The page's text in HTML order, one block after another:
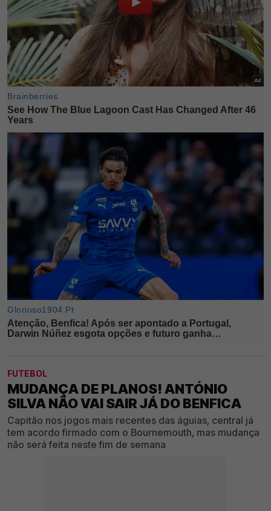
FUTEBOL
MUDANÇA DE PLANOS! ANTÓNIO
SILVA NÃO VAI SAIR JÁ DO BENFICA
Capitão nos jogos mais recentes das águias, central já
tem acordo firmado com o Bournemouth, mas mudança
não será feita neste fim de semana